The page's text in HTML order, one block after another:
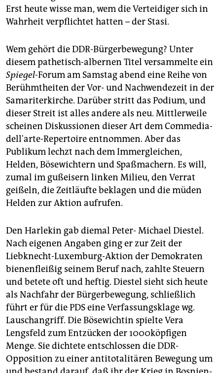
Erst heute wisse man, wem die Verteidiger sich in
Wahrheit verpflichtet hatten – der Stasi.
Wem gehört die DDR-Bürgerbewegung? Unter
diesem pathetisch-albernen Titel versammelte ein
Spiegel-Forum am Samstag abend eine Reihe von
Berühmtheiten der Vor- und Nachwendezeit in der
Samariterkirche. Darüber stritt das Podium, und
dieser Streit ist alles andere als neu. Mittlerweile
scheinen Diskussionen dieser Art dem Commedia-
dell'arte-Repertoire entnommen. Aber das
Publikum lechzt nach dem Immergleichen,
Helden, Bösewichtern und Spaßmachern. Es will,
zumal im gußeisern linken Milieu, den Verrat
geißeln, die Zeitläufte beklagen und die müden
Helden zur Aktion aufrufen.
Den Harlekin gab diemal Peter- Michael Diestel.
Nach eigenen Angaben ging er zur Zeit der
Liebknecht-Luxemburg-Aktion der Demokraten
bienenfleißig seinem Beruf nach, zahlte Steuern
und betete oft und heftig. Diestel sieht sich heute
als Nachfahr der Bürgerbewegung, schließlich
führt er für die PDS eine Verfassungsklage wg.
Lauschangriff. Die Bösewichtin spielte Vera
Lengsfeld zum Entzücken der 1000köpfigen
Menge. Sie dichtete entschlossen die DDR-
Opposition zu einer antitotalitären Bewegung um